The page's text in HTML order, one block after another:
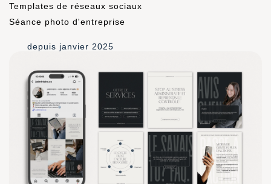
Templates de réseaux sociaux
Séance photo d'entreprise
depuis janvier 2025